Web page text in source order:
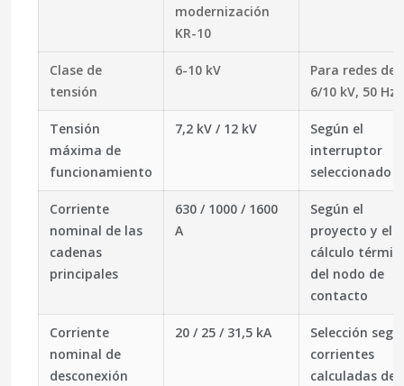
modernización
KR-10
Clase de
tensión
6-10 kV
Para redes de
6/10 kV, 50 Hz
Tensión
máxima de
funcionamiento
7,2 kV / 12 kV
Según el
interruptor
seleccionado
Corriente
nominal de las
cadenas
principales
630 / 1000 / 1600
A
Según el
proyecto y el
cálculo
del nodo de
contacto
Corriente
nominal de
desconexión
20 / 25 / 31,5 kA
Selección
corrientes
calculadas de